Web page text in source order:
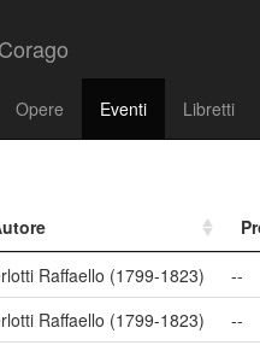
Corago
Opere Eventi Libretti
Raffaello (1799-1823)
--
Raffaello (1799-1823)
--